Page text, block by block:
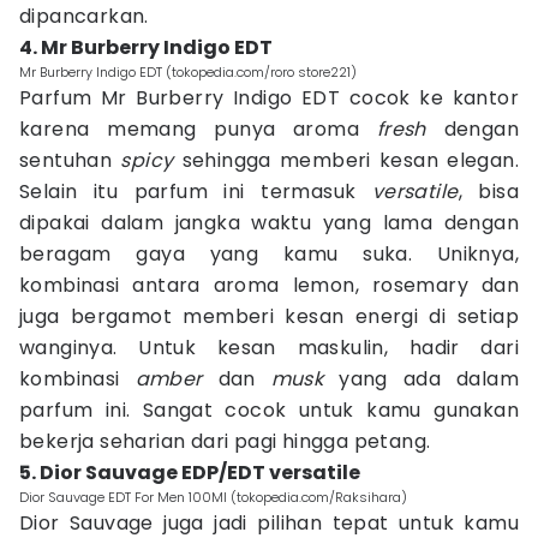
dipancarkan.
4. Mr Burberry Indigo EDT
Mr Burberry Indigo EDT (tokopedia.com/roro store221)
Parfum Mr Burberry Indigo EDT cocok ke kantor
karena memang punya aroma freshdengan
sentuhan spicy sehingga memberi kesan elegan.
Selain itu parfum ini termasuk versatile, bisa
dipakai dalam jangka waktu yang lama dengan
beragam gaya yang kamu suka. Uniknya,
kombinasi antara aroma lemon, rosemary dan
juga bergamot memberi kesan energi di setiap
wanginya. Untuk kesan maskulin, hadir dari
kombinasi amberdan muskyang ada dalam
parfum ini. Sangat cocok untuk kamu gunakan
bekerja seharian dari pagi hingga petang.
5. Dior Sauvage EDP/EDT versatile
Dior Sauvage EDT For Men 100Ml (tokopedia.com/Raksihara)
Dior Sauvage juga jadi pilihan tepat untuk kamu